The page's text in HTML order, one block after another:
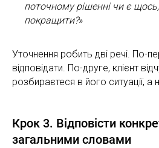
поточному рішенні чи є
покращити?»
Уточнення робить дві речі. По-
відповідати. По-друге, клієнт
розбираєтеся в його ситуації, а
Крок 3. Відповісти
загальними словами